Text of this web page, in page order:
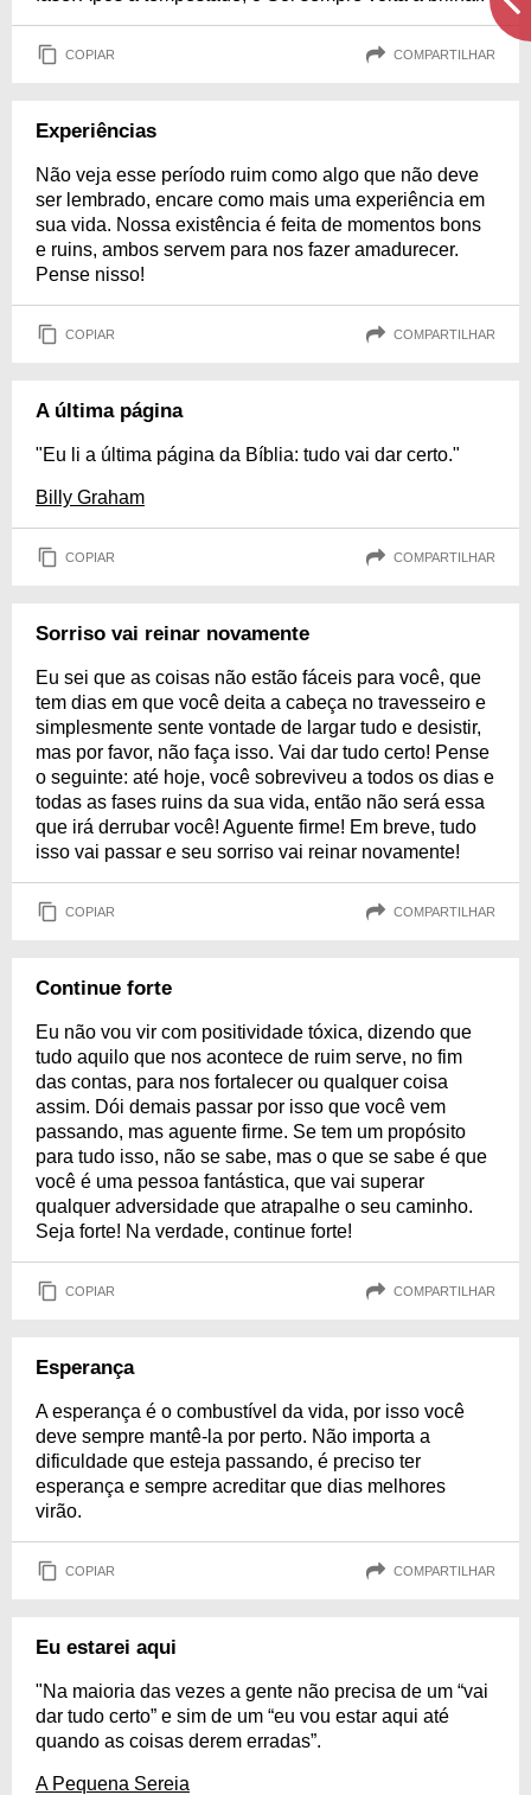
COPIAR COMPARTILHAR
Experiências
Não veja esse período ruim como algo que não deve
ser lembrado, encare como mais uma experiência em
sua vida. Nossa existência é feita de momentos bons
e ruins, ambos servem para nos fazer amadurecer.
Pense nisso!
COPIAR COMPARTILHAR
A última página
"Eu li a última página da Bíblia: tudo vai dar certo."
Billy Graham
COPIAR COMPARTILHAR
Sorriso vai reinar novamente
Eu sei que as coisas não estão fáceis para você, que
tem dias em que você deita a cabeça no travesseiro e
simplesmente sente vontade de largar tudo e desistir,
mas por favor, não faça isso. Vai dar tudo certo! Pense
o seguinte: até hoje, você sobreviveu a todos os dias e
todas as fases ruins da sua vida, então não será essa
que irá derrubar você! Aguente firme! Em breve, tudo
isso vai passar e seu sorriso vai reinar novamente!
COPIAR COMPARTILHAR
Continue forte
Eu não vou vir com positividade tóxica, dizendo que
tudo aquilo que nos acontece de ruim serve, no fim
das contas, para nos fortalecer ou qualquer coisa
assim. Dói demais passar por isso que você vem
passando, mas aguente firme. Se tem um propósito
para tudo isso, não se sabe, mas o que se sabe é que
você é uma pessoa fantástica, que vai superar
qualquer adversidade que atrapalhe o seu caminho.
Seja forte! Na verdade, continue forte!
COPIAR COMPARTILHAR
Esperança
A esperança é o combustível da vida, por isso você
deve sempre mantê-la por perto. Não importa a
dificuldade que esteja passando, é preciso ter
esperança e sempre acreditar que dias melhores
virão.
COPIAR COMPARTILHAR
Eu estarei aqui
"Na maioria das vezes a gente não precisa de um “vai
dar tudo certo” e sim de um “eu vou estar aqui até
quando as coisas derem erradas”.
A Pequena Sereia